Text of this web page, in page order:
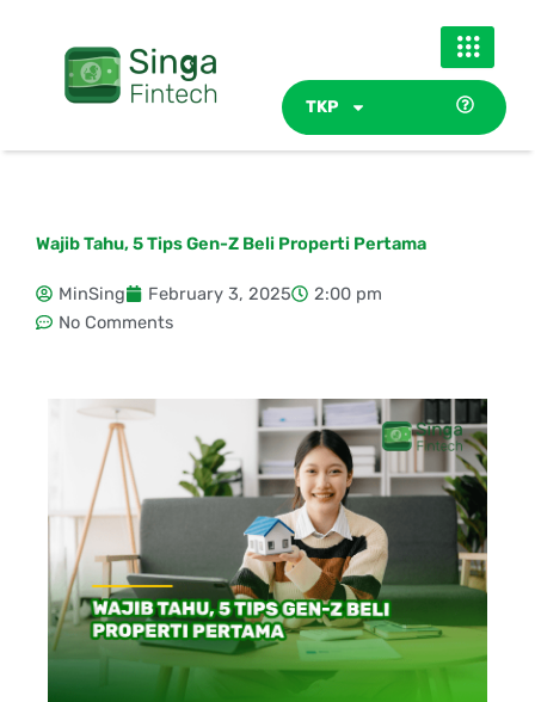
TKP
Wajib Tahu, 5 Tips Gen-Z Beli Properti Pertama
MinSing February 3, 2025
2:00 pm
No Comments